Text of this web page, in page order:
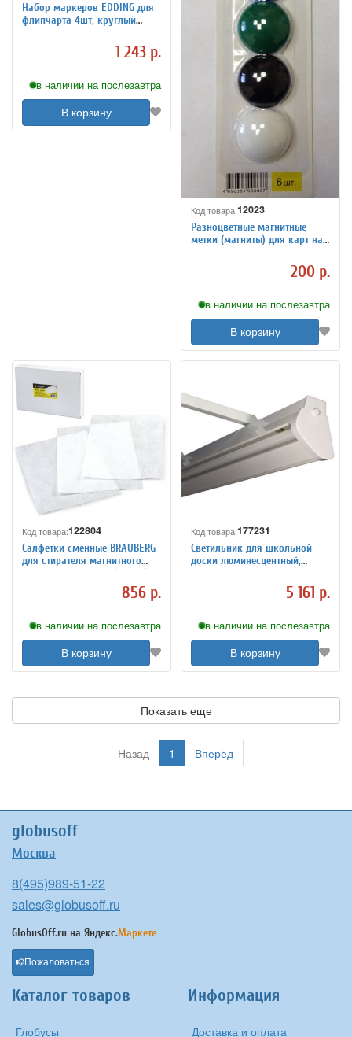
Набор маркеров EDDING для
флипчарта 4шт, круглый
1 243 р.
в наличии на послезавтра
В корзину
Код товара:12023
Разноцветные магнитные
метки (магниты) для карт на
200 р.
в наличии на послезавтра
В корзину
Код товара:122804
Салфетки сменные BRAUBERG
для стирателя магнитного
235528, 160х240 мм (100 шт)
856 р.
в наличии на послезавтра
В корзину
Код товара:177231
Светильник для школьной
доски люминесцентный,
люминесцентная лампа х36
5 161 р.
в наличии на послезавтра
В корзину
Показать еще
Назад 1 Вперёд
globusoff
Москва
8(495)989-51-22
sales@globusoff.ru
GlobusOff.ru на Яндекс.Маркете
Пожаловаться
Каталог товаров
Глобусы
Информация
Доставка и оплата